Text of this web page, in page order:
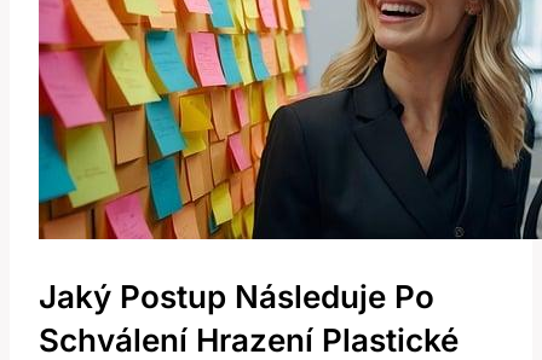
Jaký Postup‍ Následuje ⁣po
Schválení Hrazení Plastické